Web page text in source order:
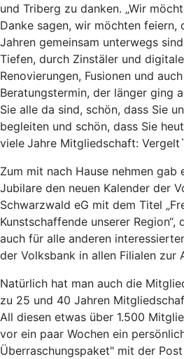
und Triberg zu danken. „Wir
Danke sagen, wir möchten feiern,
Jahren gemeinsam unterwegs
Tiefen, durch Zinstäler und
Renovierungen, Fusionen und
Beratungstermin, der länger ging
Sie alle da sind, schön, dass Sie
begleiten und schön, dass Sie
viele Jahre Mitgliedschaft:
Zum mit nach Hause nehmen gab
Jubilare den neuen Kalender der
Schwarzwald eG mit dem Titel
Kunstschaffende unserer Region“,
auch für alle anderen
der Volksbank in allen Filialen zur
Natürlich hat man auch die
zu 25 und 40 Jahren
All diesen etwas über 1.500
vor ein paar Wochen ein
Überraschungspaket" mit der